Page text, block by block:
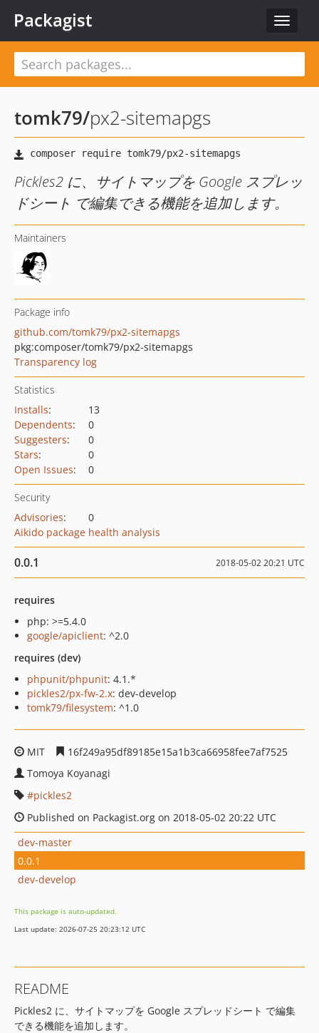
Toggle
Packagist
tomk79/px2-sitemapgs
Pickles2 に、サイトマップを Google スプレッ
ドシート で編集できる機能を追加します。
Maintainers
Package info
github.com/tomk79/px2-sitemapgs
pkg:composer/tomk79/px2-sitemapgs
Transparency log
Statistics
Installs:
13
Dependents:
0
Suggesters:
0
Stars:
0
Open Issues: 0
Security
Advisories:
0
Aikido package health analysis
0.0.1 2018-05-02 20:21 UTC
requires
php: >=5.4.0
google/apiclient: ^2.0
requires (dev)
phpunit/phpunit: 4.1.*
pickles2/px-fw-2.x: dev-develop
tomk79/filesystem: ^1.0
MIT
16f249a95df89185e15a1b3ca66958fee7af7525
Tomoya Koyanagi
pickles2
Published on Packagist.org on 2018-05-02 20:22 UTC
dev-master
0.0.1
dev-develop
This package is auto-updated.
Last update: 2026-07-25 20:23:12 UTC
README
Pickles2 に、サイトマップを Google スプレッドシート で編集
できる機能を追加します。